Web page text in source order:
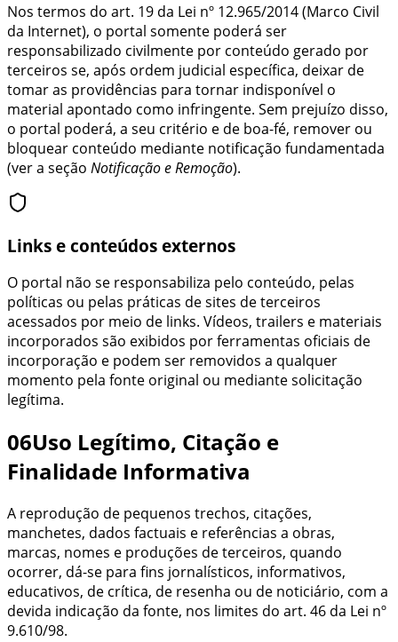
Nos termos do art. 19 da Lei nº 12.965/2014 (Marco Civil
da Internet), o portal somente poderá ser
responsabilizado civilmente por conteúdo gerado por
terceiros se, após ordem judicial específica, deixar de
tomar as providências para tornar indisponível o
material apontado como infringente. Sem prejuízo disso,
o portal poderá, a seu critério e de boa-fé, remover ou
bloquear conteúdo mediante notificação fundamentada
(ver a seção Notificação e Remoção).
Links e conteúdos externos
O portal não se responsabiliza pelo conteúdo, pelas
políticas ou pelas práticas de sites de terceiros
acessados por meio de links. Vídeos, trailers e materiais
incorporados são exibidos por ferramentas oficiais de
incorporação e podem ser removidos a qualquer
momento pela fonte original ou mediante solicitação
legítima.
06Uso Legítimo, Citação e
Finalidade Informativa
A reprodução de pequenos trechos, citações,
manchetes, dados factuais e referências a obras,
marcas, nomes e produções de terceiros, quando
ocorrer, dá-se para fins jornalísticos, informativos,
educativos, de crítica, de resenha ou de noticiário, com a
devida indicação da fonte, nos limites do art. 46 da Lei nº
9.610/98.